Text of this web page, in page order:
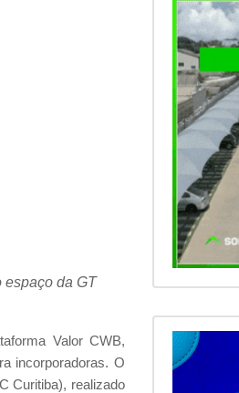
espaço da GT
Valor CWB,
incorporadoras. O
Curitiba), realizado